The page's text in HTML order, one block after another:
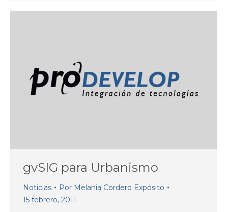
gvSIG para Urbanismo
Noticias Por Melania Cordero Expósito
15 febrero, 2011